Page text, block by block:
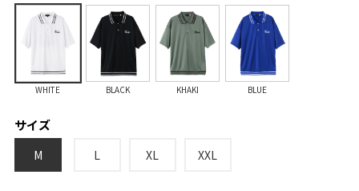
WHITE BLACK KHAKI BLUE
サイズ
M L XL XXL